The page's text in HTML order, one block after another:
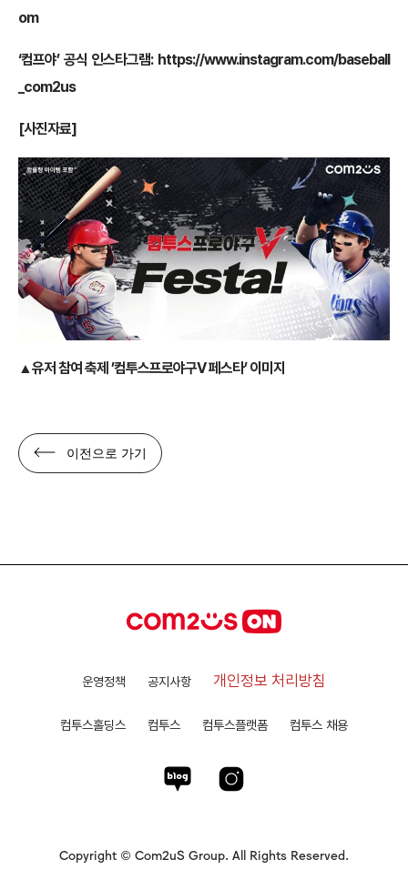
om
‘컴프야’ 공식 인스타그램: https://www.instagram.com/baseball
_com2us
[사진자료]
▲유저 참여 축제 ’컴투스프로야구V 페스타’ 이미지
이전으로 가기
운영정책 공지사항 개인정보 처리방침
컴투스홀딩스 컴투스 컴투스플랫폼 컴투스 채용
Copyright © Com2uS Group. All Rights Reserved.